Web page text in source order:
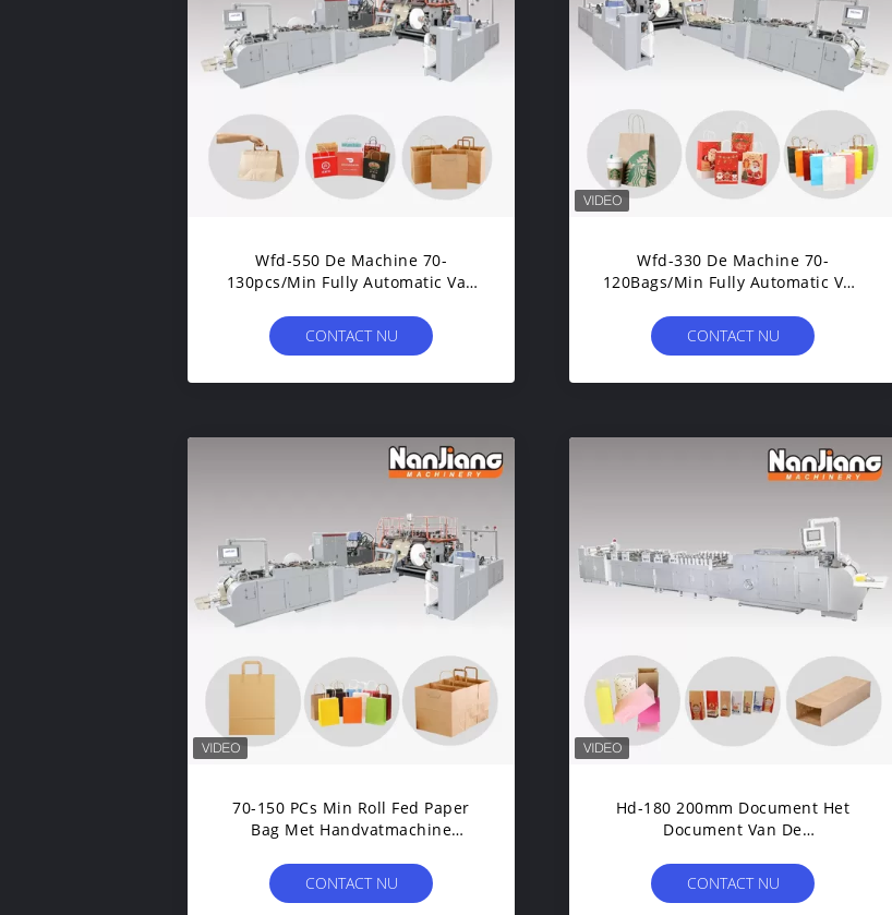
Wfd-550 De Machine 70-
130pcs/Min Fully Automatic Van
Handle
CONTACT NU
Wfd-330 De Machine 70-
120Bags/Min Fully Automatic Van
Handle
CONTACT NU
70-150 PCs Min Roll Fed Paper
Bag Met Handvatmachine
CONTACT NU
Hd-180 200mm Document Het
Document Van De
Sheet Fed Square Bottom
Zakmachine
CONTACT NU